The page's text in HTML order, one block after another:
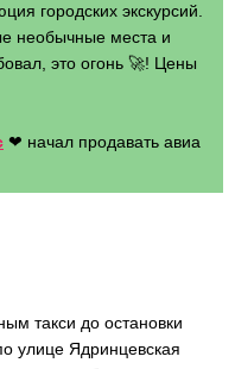
городских экскурсий.
необычные места и
это огонь 🚀! Цены
❤ начал продавать авиа
такси до остановки
улице Ядринцевская